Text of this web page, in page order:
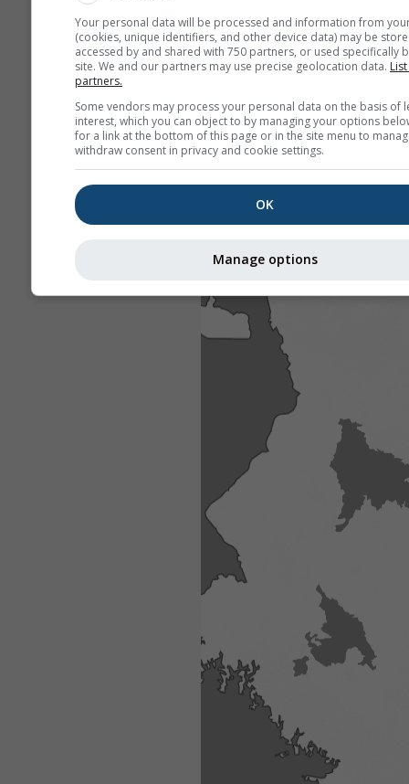
Your personal data will be processed and information from
(cookies, unique identifiers, and other device data) may be
accessed by and shared with 750 partners, or used specifically
site. We and our partners may use precise geolocation data.
partners.
Some vendors may process your personal data on the basis of
interest, which you can object to by managing your options
for a link at the bottom of this page or in the site menu to
withdraw consent in privacy and cookie settings.
OK
Manage options